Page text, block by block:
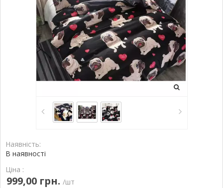
Наявність:
В наявності
Ціна :
999,00 грн. /шт